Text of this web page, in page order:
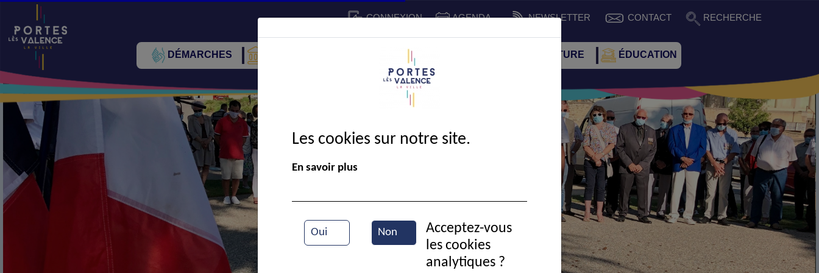
CONNEXION AGENDA NEWSLETTER CONTACT RECHERCHE
DÉMARCHES CADRE DE VIE SPORT ET CULTURE ÉDUCATION
Cérémonie des Tragédies des 7 et 8 juillet 1944
Les cookies sur notre site.
En savoir plus
Oui Non
Acceptez-vous
les cookies
analytiques ?